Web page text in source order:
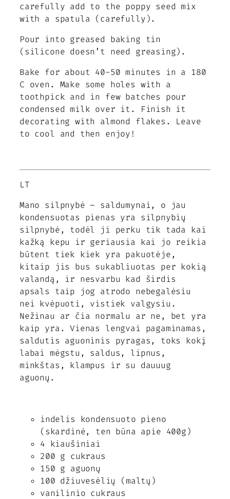
carefully add to the poppy seed mix
with a spatula (carefully).
Pour into greased baking tin
(silicone doesn’t need greasing).
Bake for about 40-50 minutes in a 180
C oven. Make some holes with a
toothpick and in few batches pour
condensed milk over it. Finish it
decorating with almond flakes. Leave
to cool and then enjoy!
LT
Mano silpnybė – saldumynai, o jau
kondensuotas pienas yra silpnybių
silpnybė, todėl ji perku tik tada kai
kažką kepu ir geriausia kai jo reikia
būtent tiek kiek yra pakuotėje,
kitaip jis bus sukabliuotas per kokią
valandą, ir nesvarbu kad širdis
apsals taip jog atrodo nebegalėsiu
nei kvėpuoti, vistiek valgysiu.
Nežinau ar čia normalu ar ne, bet yra
kaip yra. Vienas lengvai pagaminamas,
saldutis aguoninis pyragas, toks kokį
labai mėgstu, saldus, lipnus,
minkštas, klampus ir su dauuug
aguonų.
indelis kondensuoto pieno
(skardinė, ten būna apie 400g)
4 kiaušiniai
200 g cukraus
150 g aguonų
100 džiuvesėlių (maltų)
vanilinio cukraus